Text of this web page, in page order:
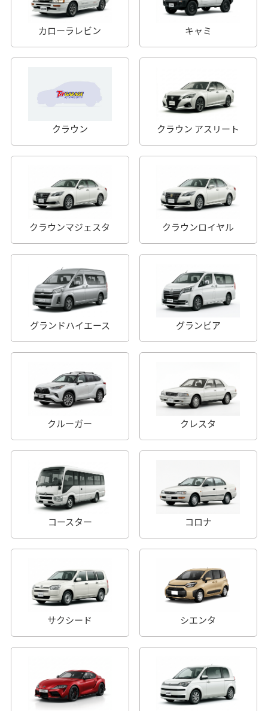
カローラレビン キャミ
クラウン クラウン アスリート
クラウンマジェスタ クラウンロイヤル
グランドハイエース グランビア
クルーガー クレスタ
コースター コロナ
サクシード シエンタ